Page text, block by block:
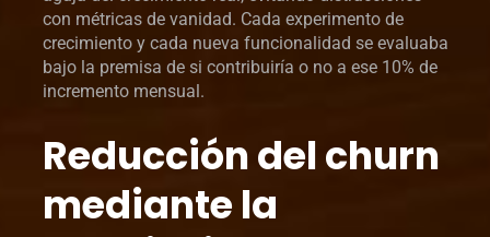
con métricas de vanidad. Cada experimento de
crecimiento y cada nueva funcionalidad se evaluaba
bajo la premisa de si contribuiría o no a ese 10% de
incremento mensual.
Reducción del churn
mediante la